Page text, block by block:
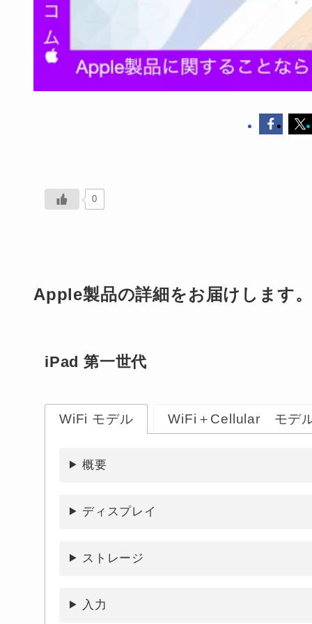
0
Apple製品の詳細をお届けします。
iPad 第一世代
WiFi モデル WiFi＋Cellular モデ
概要
ディスプレイ
ストレージ
入力